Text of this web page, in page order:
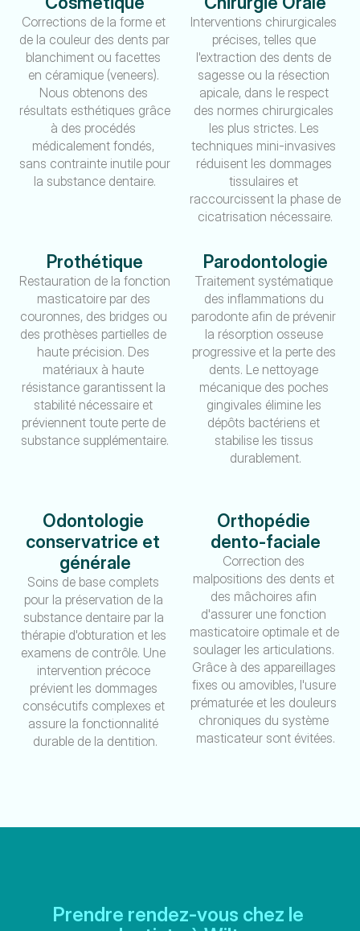
Corrections de la forme et
de la couleur des dents par
blanchiment ou facettes
en céramique (veneers).
Nous obtenons des
résultats esthétiques grâce
à des procédés
médicalement fondés,
sans contrainte inutile pour
la substance dentaire.
Interventions chirurgicales
précises, telles que
l'extraction des dents de
sagesse ou la résection
apicale, dans le respect
des normes chirurgicales
les plus strictes. Les
techniques mini-invasives
réduisent les dommages
tissulaires et
raccourcissent la phase de
cicatrisation nécessaire.
Prothétique
Restauration de la fonction
masticatoire par des
couronnes, des bridges ou
des prothèses partielles de
haute précision. Des
matériaux à haute
résistance garantissent la
stabilité nécessaire et
préviennent toute perte de
substance supplémentaire.
Parodontologie
Traitement systématique
des inflammations du
parodonte afin de prévenir
la résorption osseuse
progressive et la perte des
dents. Le nettoyage
mécanique des poches
gingivales élimine les
dépôts bactériens et
stabilise les tissus
durablement.
Odontologie
conservatrice et
générale
Soins de base complets
pour la préservation de la
substance dentaire par la
thérapie d'obturation et les
examens de contrôle. Une
intervention précoce
prévient les dommages
consécutifs complexes et
assure la fonctionnalité
durable de la dentition.
Orthopédie
dento-faciale
Correction des
malpositions des dents et
des mâchoires afin
d'assurer une fonction
masticatoire optimale et de
soulager les articulations.
Grâce à des appareillages
fixes ou amovibles, l'usure
prématurée et les douleurs
chroniques du système
masticateur sont évitées.
Prendre rendez-vous chez le